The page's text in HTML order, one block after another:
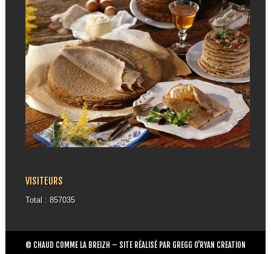
VISITEURS
Total : 857035
© CHAUD COMME LA BREIZH – SITE RÉALISÉ PAR GREGG O'RYAN CREATION